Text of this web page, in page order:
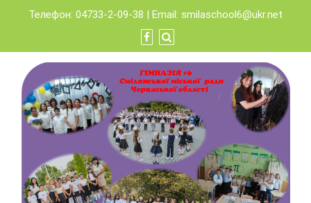
content
Телефон: 04733-2-09-38 | Email: smilaschool6@ukr.net